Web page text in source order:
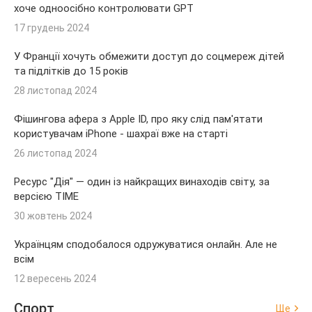
хоче одноосібно контролювати GPT
17 грудень 2024
У Франції хочуть обмежити доступ до соцмереж дітей
та підлітків до 15 років
28 листопад 2024
Фішингова афера з Apple ID, про яку слід пам'ятати
користувачам iPhone - шахраї вже на старті
26 листопад 2024
Ресурс "Дія" — один із найкращих винаходів світу, за
версією TIME
30 жовтень 2024
Українцям сподобалося одружуватися онлайн. Але не
всім
12 вересень 2024
Спорт Ще